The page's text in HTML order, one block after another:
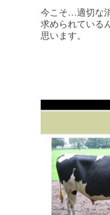
今こそ…適切な
求められている
思います。